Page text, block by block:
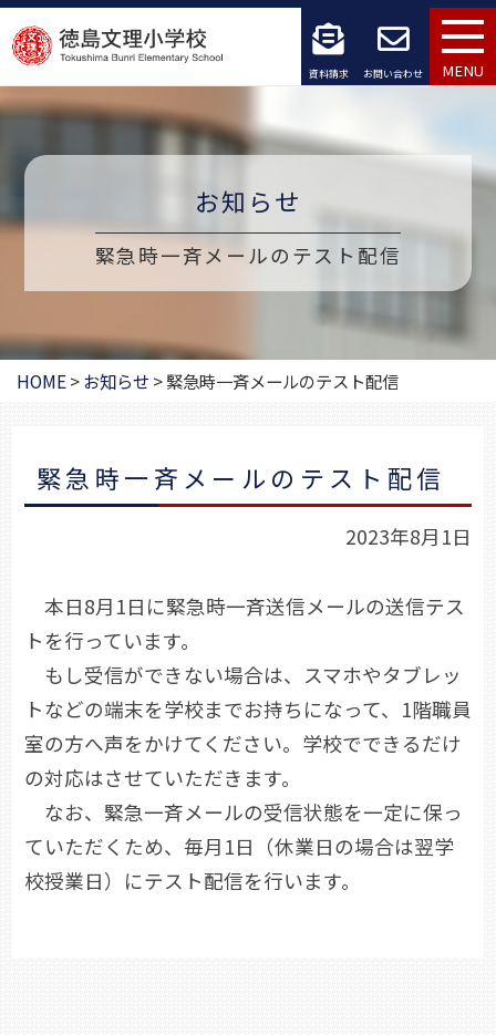
コ
ン
テ
ン
へ
ッ
資料請求 お問い合わせ MENU
お知らせ
緊急時一斉メールのテスト配信
HOME>お知らせ >緊急時一斉メールのテスト配信
緊急時一斉メールのテスト配信
2023年8月1日
本日8月1日に緊急時一斉送信メールの送信テス
トを行っています。
もし受信ができない場合は、スマホやタブレッ
トなどの端末を学校までお持ちになって、1階職員
室の方へ声をかけてください。学校でできるだけ
の対応はさせていただきます。
なお、緊急一斉メールの受信状態を一定に保っ
ていただくため、毎月1日（休業日の場合は翌学
校授業日）にテスト配信を行います。